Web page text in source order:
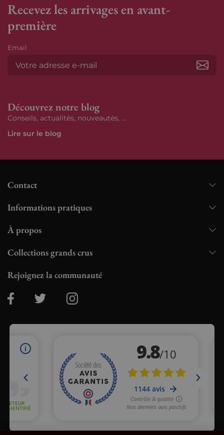
Recevez les arrivages en avant-
première
Email
Découvrez notre blog
Conseils, actualités, nouveautés, ...
Lire sur le blog
Contact
Informations pratiques
À propos
Collections grands crus
Rejoignez la communauté